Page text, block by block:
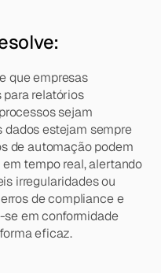
que empresas
relatórios
sejam
dados estejam sempre
de automação podem
tempo real, alertando
irregularidades ou
de compliance e
em conformidade
eficaz.